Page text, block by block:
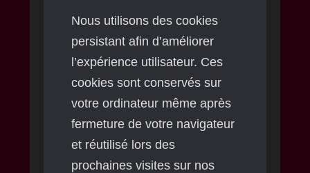
Nous utilisons des cookies
persistant afin d’améliorer
l’expérience utilisateur. Ces
cookies sont conservés sur
votre ordinateur même après
fermeture de votre navigateur
et réutilisé lors des
prochaines visites sur nos